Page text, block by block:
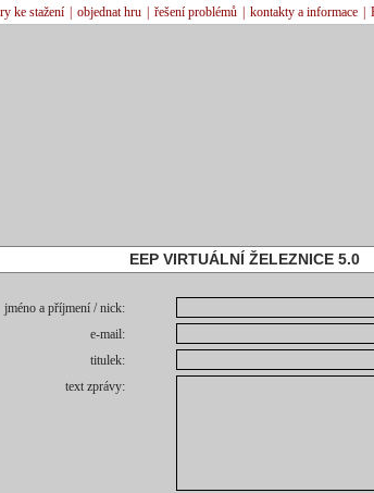
ke stažení objednat hru řešení problémů kontakty a informace
EEP VIRTUÁLNÍ ŽELEZNICE 5.0
jméno a příjmení / nick:
e-mail:
titulek:
text zprávy: